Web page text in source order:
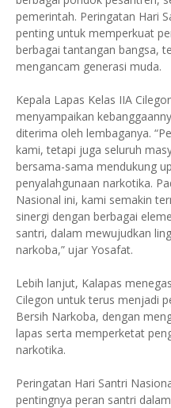
pemerintah. Peringatan Hari
penting untuk memperkuat
berbagai tantangan bangsa,
mengancam generasi muda.
Kepala Lapas Kelas IIA
menyampaikan
diterima oleh lembaganya.
kami, tetapi juga seluruh
bersama-sama mendukung
penyalahgunaan narkotika.
Nasional ini, kami semakin
sinergi dengan berbagai
santri, dalam mewujudkan
narkoba,” ujar Yosafat.
Lebih lanjut, Kalapas
Cilegon untuk terus menjadi
Bersih Narkoba, dengan
lapas serta memperketat
narkotika.
Peringatan Hari Santri
pentingnya peran santri